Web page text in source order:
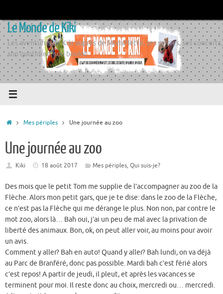
contenu
Le Monde de Kiki
Les aventures de Kiki auprès de Momiflette, ses sorties, ses concerts,
son quotidien, son boulot
Accueil
Mes périples Une journée au zoo
Une journée au zoo
Kiki 18 août 2017 Mes périples, Qui suis-je?
Des mois que le petit Tom me supplie de l’accompagner au zoo de la
Flèche. Alors mon petit gars, que je te dise: dans le zoo de la Flèche,
ce n’est pas la Flèche qui me dérange le plus. Non non, par contre le
mot zoo, alors là… Bah oui, j’ai un peu de mal avec la privation de
liberté des animaux. Bon, ok, on peut aller voir, au moins pour avoir
un avis.
Comment y aller? Bah en auto! Quand y aller? Bah lundi, on va déjà
au Parc de Branféré, donc pas possible. Mardi bah c’est férié alors
c’est repos! A partir de jeudi, il pleut, et après les vacances se
terminent pour moi. Il reste donc au choix, mercredi ou… mercredi.